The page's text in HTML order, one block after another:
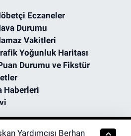
Eczaneler
Durumu
Vakitleri
Yoğunluk Haritası
Durumu ve Fikstür
Haberleri
Yardımcısı Berhan